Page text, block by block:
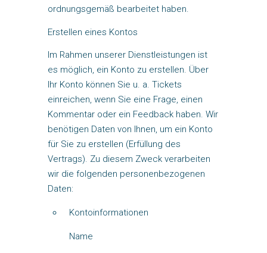
ordnungsgemäß bearbeitet haben.
Erstellen eines Kontos
Im Rahmen unserer Dienstleistungen ist
es möglich, ein Konto zu erstellen. Über
Ihr Konto können Sie u. a. Tickets
einreichen, wenn Sie eine Frage, einen
Kommentar oder ein Feedback haben. Wir
benötigen Daten von Ihnen, um ein Konto
für Sie zu erstellen (Erfüllung des
Vertrags). Zu diesem Zweck verarbeiten
wir die folgenden personenbezogenen
Daten:
Kontoinformationen
Name